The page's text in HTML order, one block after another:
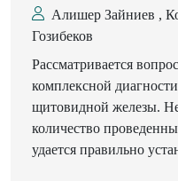
Алишер Зайниев ,
Гозибеков
Рассматривается
комплексной
щитовидной железы.
количество
удается правильно
морфологический